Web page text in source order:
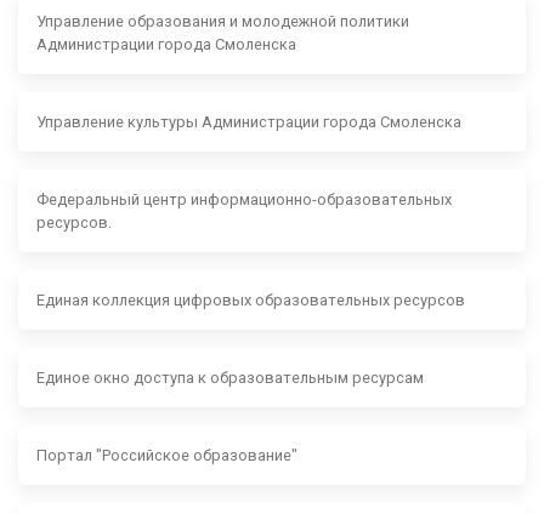
Управление образования и молодежной политики
Администрации города Смоленска
Управление культуры Администрации города Смоленска
Федеральный центр информационно-образовательных
ресурсов.
Единая коллекция цифровых образовательных ресурсов
Единое окно доступа к образовательным ресурсам
Портал "Российское образование"